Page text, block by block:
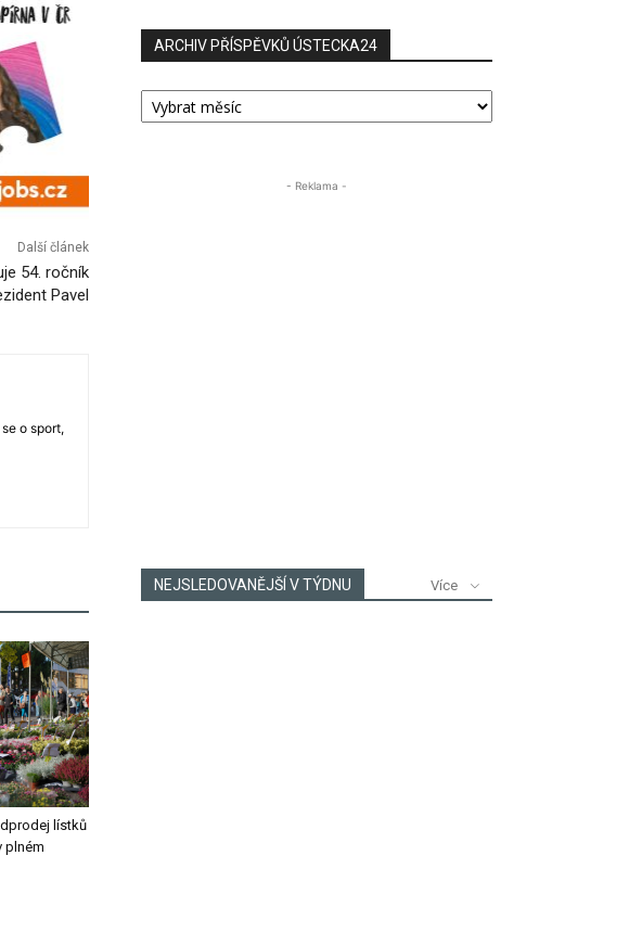
Další článek
54. ročník
Pavel
o sport,
lístků
plném
ARCHIV PŘÍSPĚVKŮ ÚSTECKA24
ARCHIV
PŘÍSPĚVKŮ
- Reklama -
NEJSLEDOVANĚJŠÍ V TÝDNU Více